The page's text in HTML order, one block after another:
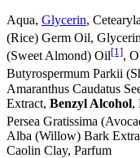
Aqua, Glycerin,
(Rice) Germ Oil,
(Sweet Almond) Oil[1],
Butyrospermum Parkii
Amaranthus Caudatus
Extract, Benzyl Alcohol,
Persea Gratissima
Alba (Willow) Bark
Caolin Clay, Parfum